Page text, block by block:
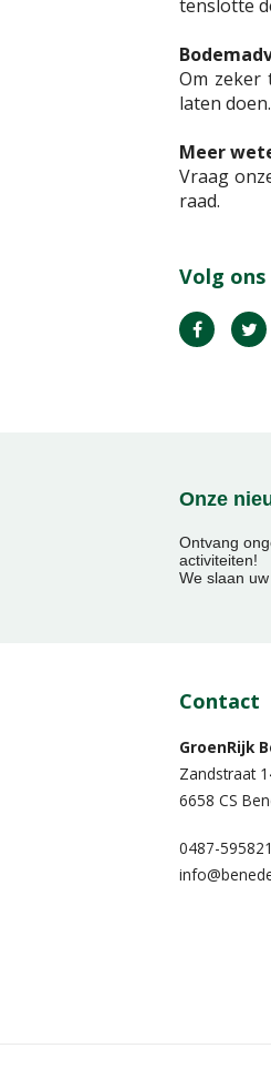
tenslotte
Om zeker
laten
Meer
Vraag
raad.
Volg ons
Onze
Ontvang
activiteiten!
We slaan
Contact
GroenRijk
Zandstraat
6658 CS
0487-595821